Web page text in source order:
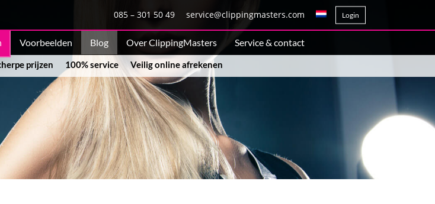
085 – 301 50 49 service@clippingmasters.com Login
Voorbeelden Blog Over ClippingMasters Service & contact
prijzen 100% service Veilig online afrekenen